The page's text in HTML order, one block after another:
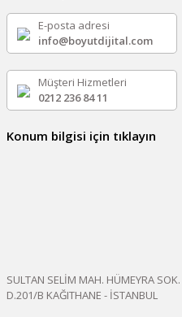
E-posta adresi
info@boyutdijital.com
Müşteri Hizmetleri
0212 236 84 11
Konum bilgisi için tıklayın
SULTAN SELİM MAH. HÜMEYRA
D.201/B KAĞITHANE - İSTANBUL